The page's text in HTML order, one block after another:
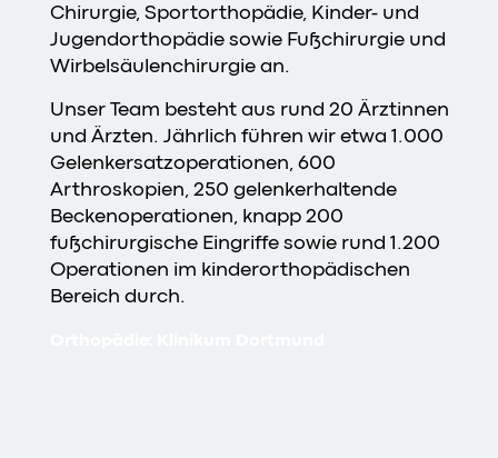
Chirurgie, Sportorthopädie, Kinder- und
Jugendorthopädie sowie Fußchirurgie und
Wirbelsäulenchirurgie an.
Unser Team besteht aus rund 20 Ärztinnen
und Ärzten. Jährlich führen wir etwa 1.000
Gelenkersatzoperationen, 600
Arthroskopien, 250 gelenkerhaltende
Beckenoperationen, knapp 200
fußchirurgische Eingriffe sowie rund 1.200
Operationen im kinderorthopädischen
Bereich durch.